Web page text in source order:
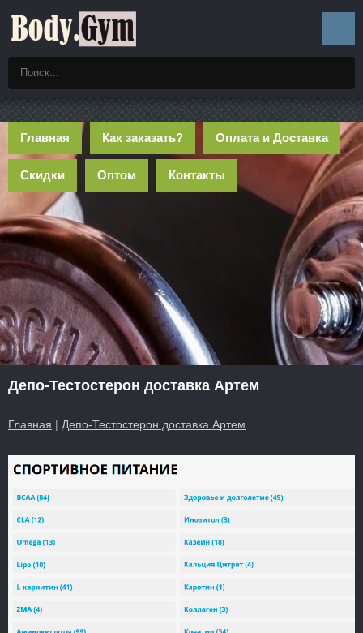
Главная Как заказать? Оплата и Доставка
Скидки Оптом Контакты
Депо-Тестостерон доставка Артем
Главная | Депо-Тестостерон доставка Артем